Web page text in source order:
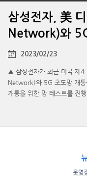
삼성전자, 美
Network)와
2023/02/23
▲ 삼성전자가 최근 미국 제4
Network)와 5G 초도망 개통
개통을 위한 망 테스트를 진
운영